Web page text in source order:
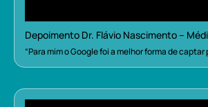
Depoimento Dr. Flávio Nascimento –
“Para mim o Google foi a melhor forma de